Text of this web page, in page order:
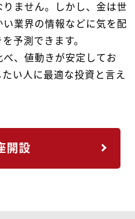
ません。しかし、金は世
業界の情報などに気を配
予測できます。
、値動きが安定してお
い人に最適な投資と言え
開設